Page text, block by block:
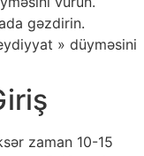
gəzdirin.
» düyməsini
zaman 10-15